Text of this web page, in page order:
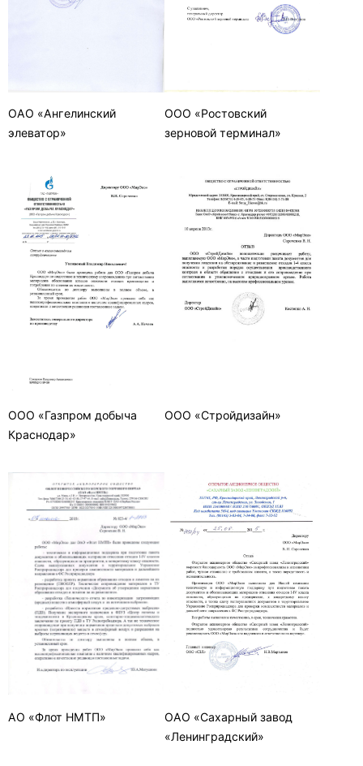
ОАО «Ангелинский
элеватор»
ООО «Ростовский
зерновой терминал»
ООО «Газпром добыча
Краснодар»
ООО «Стройдизайн»
АО «Флот НМТП»
ОАО «Сахарный завод
«Ленинградский»